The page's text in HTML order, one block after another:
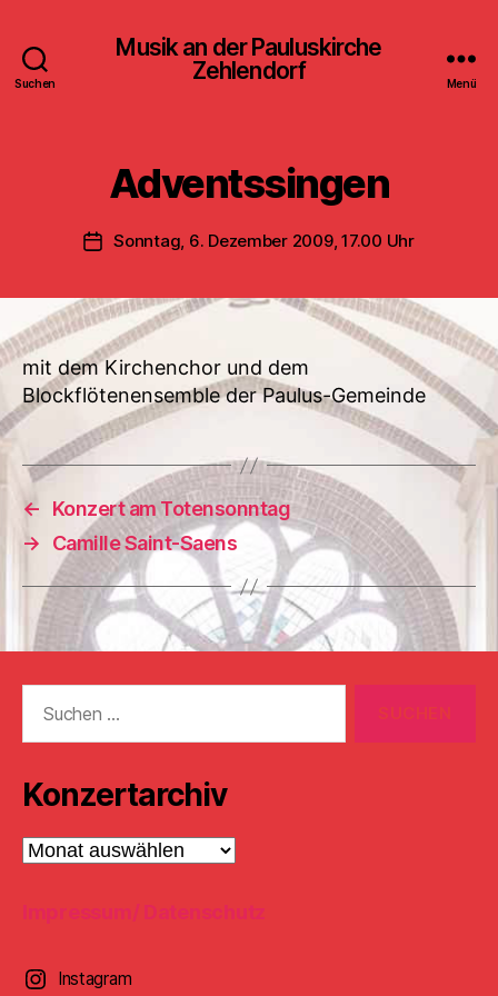
Suchen
Musik an der Pauluskirche
Zehlendorf
Menü
Adventssingen
Veröffentlichungsdatum
Sonntag, 6. Dezember 2009, 17.00 Uhr
mit dem Kirchenchor und dem
Blockflötenensemble der Paulus-Gemeinde
←
Konzert am Totensonntag
→
Camille Saint-Saens
nach:
Konzertarchiv
Konzertarchiv
Impressum/ Datenschutz
Instagram